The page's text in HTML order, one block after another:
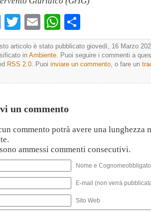
Facebook
TwitterEmailWhatsApp
articolo è stato pubblicato giovedì, 16 Marzo
inAmbiente. Puoi seguire i commenti a
RSS 2.0. Puoi inviare un commento, o fare un
un commento
commento potrà avere una lunghezza
ammessi commenti consecutivi.
Nome e
E-mail (non verrà
Sito Web